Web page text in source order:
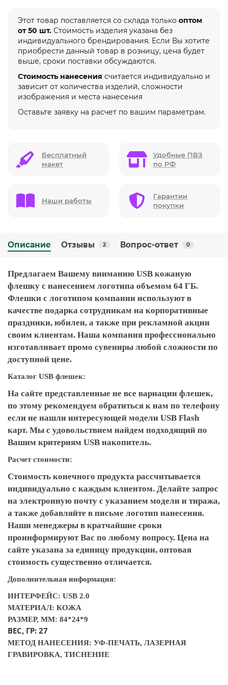
Этот товар поставляется со склада только оптом
от 50 шт. Стоимость изделия указана без
индивидуального брендирования. Если Вы хотите
приобрести данный товар в розницу, цена будет
выше, сроки поставки обсуждаются.
Стоимость нанесения считается индивидуально и
зависит от количества изделий, сложности
изображения и места нанесения
Оставьте заявку на расчет по вашим параметрам.
Бесплатный
макет
Удобные ПВЗ
по РФ
Наши работы
Гарантии
покупки
Описание Отзывы 2 Вопрос-ответ 0
Предлагаем Вашему вниманию USB кожаную
флешку с нанесением логотипа объемом 64 ГБ.
Флешки с логотипом компании используют в
качестве подарка сотрудникам на корпоративные
праздники, юбилеи, а также при рекламной акции
своим клиентам. Наша компания профессионально
изготавливает промо сувениры любой сложности по
доступной цене.
Каталог USB флешек:
На сайте представленные не все вариации флешек,
по этому рекомендуем обратиться к нам по телефону
если не нашли интересующей модели USB Flash
карт. Мы с удовольствием найдем подходящий по
Вашим критериям USB накопитель.
Расчет стоимости:
Стоимость конечного продукта рассчитывается
индивидуально с каждым клиентом. Делайте запрос
на электронную почту с указанием модели и тиража,
а также добавляйте в письме логотип нанесения.
Наши менеджеры в кратчайшие сроки
проинформируют Вас по любому вопросу. Цена на
сайте указана за единицу продукции, оптовая
стоимость существенно отличается.
Дополнительная информация:
ИНТЕРФЕЙС: USB 2.0
МАТЕРИАЛ: КОЖА
РАЗМЕР, ММ: 84*24*9
ВЕС, ГР: 27
МЕТОД НАНЕСЕНИЯ: УФ-ПЕЧАТЬ, ЛАЗЕРНАЯ
ГРАВИРОВКА, ТИСНЕНИЕ